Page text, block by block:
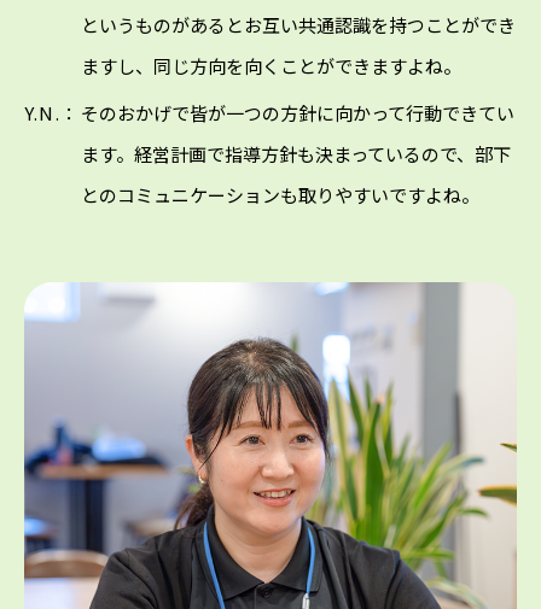
というものがあるとお互い共通認識を持つことができ
ますし、同じ方向を向くことができますよね。
Y.N.： そのおかげで皆が一つの方針に向かって行動できてい
ます。経営計画で指導方針も決まっているので、部下
とのコミュニケーションも取りやすいですよね。